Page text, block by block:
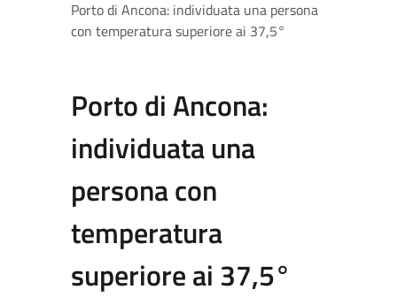
Porto di Ancona: individuata una persona
con temperatura superiore ai 37,5°
Porto di Ancona:
individuata una
persona con
temperatura
superiore ai 37,5°